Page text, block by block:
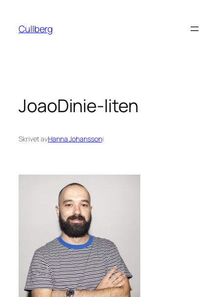
innehåll
Cullberg
JoaoDinie-liten
Skrivet avHanna Johanssoni